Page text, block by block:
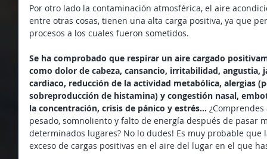
Por otro lado la contaminación atmosférica, el aire
entre otras cosas, tienen una alta carga positiva, ya que
procesos a los cuales fueron sometidos.
Se ha comprobado que respirar un aire cargado
como dolor de cabeza, cansancio, irritabilidad,
cardiaco, reducción de la actividad metabólica, alergias
sobreproducción de histamina) y congestión nasal,
la concentración, crisis de pánico y estrés…
pesado, somnoliento y falto de energía después de pasar
determinados lugares? No lo dudes! Es muy probable
exceso de cargas positivas en el aire del lugar en el que